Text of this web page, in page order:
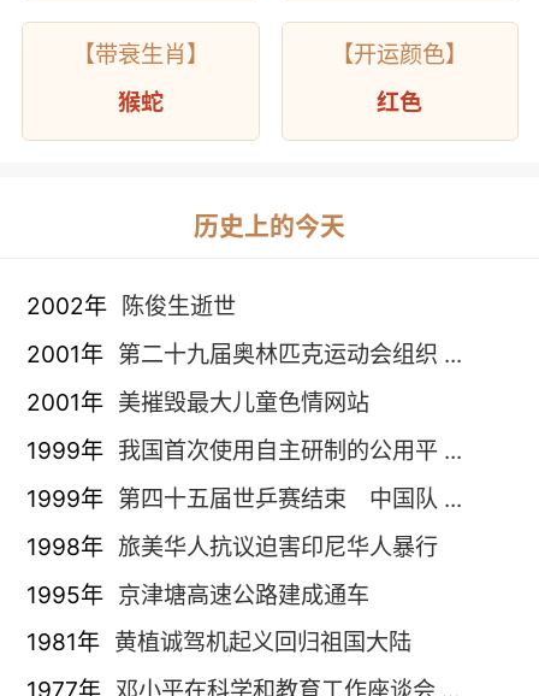
【带衰生肖】
猴蛇
【开运颜色】
红色
历史上的今天
2002年 陈俊生逝世
2001年 第二十九届奥林匹克运动会组织 ...
2001年 美摧毁最大儿童色情网站
1999年 我国首次使用自主研制的公用平 ...
1999年 第四十五届世乒赛结束 中国队 ...
1998年 旅美华人抗议迫害印尼华人暴行
1995年 京津塘高速公路建成通车
1981年 黄植诚驾机起义回归祖国大陆